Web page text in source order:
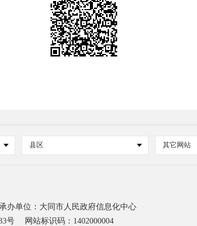
县区 其它网站
承办单位：大同市人民政府信息化中心
号 网站标识码：1402000004